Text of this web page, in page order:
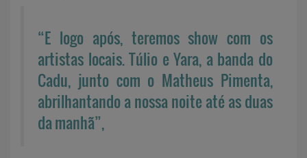
“E logo após, teremos show com os
artistas locais. Túlio e Yara, a banda do
Cadu, junto com o Matheus Pimenta,
abrilhantando a nossa noite até as duas
da manhã”,